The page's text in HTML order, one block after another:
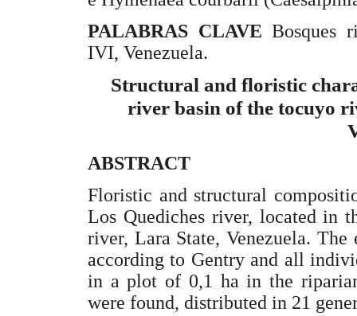
PALABRAS CLAVE Bosques
IVI, Venezuela.
Structural and floristic
river basin of the tocuyo
ABSTRACT
Floristic and structural
Los Quediches river, located in
river, Lara State, Venezuela.
according to Gentry and all
in a plot of 0,1 ha in the
were found, distributed in 21